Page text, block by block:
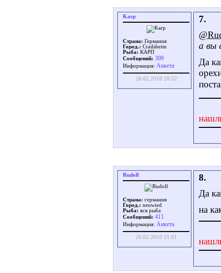
Karp
Страна: Германия
Город.: Crailsheim
Рыба: КАРП
Сообщений: 309
Информация: Aнкета
26.02.2010 20:52
7.
а вы
Да
Rudolf
Страна: германия
Город.: neuwied
Рыба: вся рыба
Сообщений: 411
Информация: Aнкета
26.02.2010 21:01
8.
Да
на